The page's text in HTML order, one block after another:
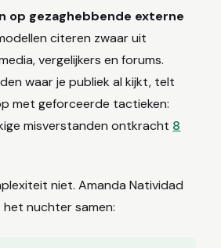
op gezaghebbende externe
citeren zwaar uit
vergelijkers en forums.
waar je publiek al kijkt, telt
met geforceerde tactieken:
misverstanden ontkracht 8
niet. Amanda Natividad
nuchter samen: